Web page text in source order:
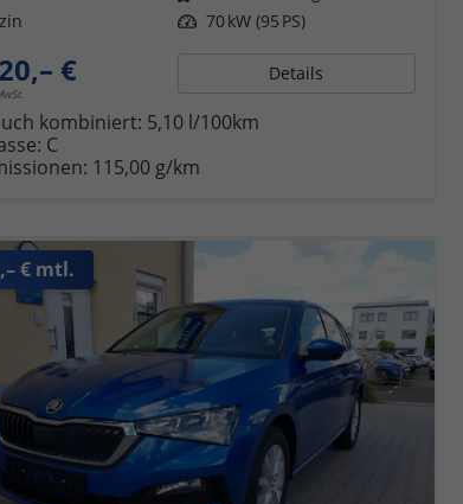
Leistung 70 kW (95 PS)
€ Details
kombiniert: 5,10 l/100km
C
115,00 g/km
€ mtl.